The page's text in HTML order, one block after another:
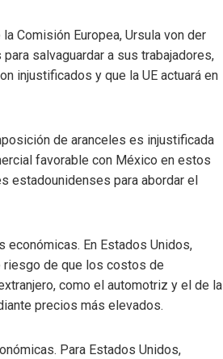
Comisión Europea, Ursula von der
salvaguardar a sus trabajadores,
injustificados y que la UE actuará en
de aranceles es injustificada
favorable con México en estos
estadounidenses para abordar el
En Estados Unidos,
riesgo de que los costos de
como el automotriz y el de la
precios más elevados.
Para Estados Unidos,